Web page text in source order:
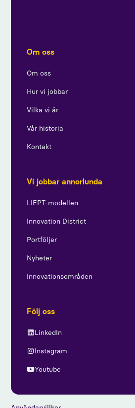
Om oss
Om oss
Hur vi jobbar
Vilka vi är
Vår historia
Kontakt
Vi jobbar annorlunda
LIEPT-modellen
Innovation District
Portföljer
Nyheter
Innovationsområden
Följ oss
LinkedIn
Instagram
Youtube